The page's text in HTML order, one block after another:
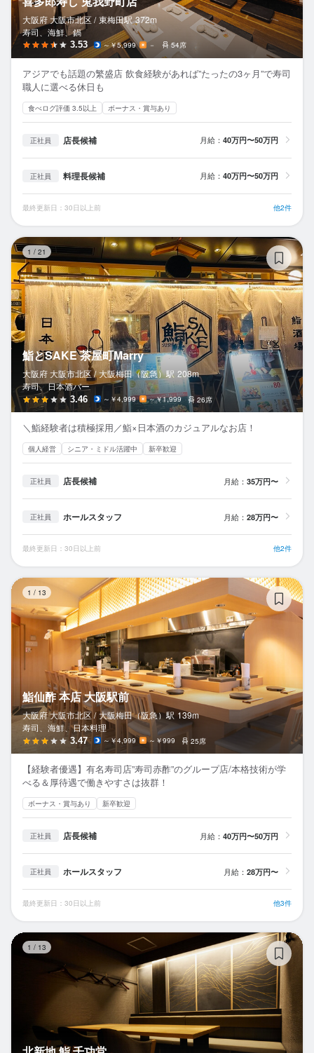
大阪府 大阪市北区 / 東梅田駅 372m
寿司、海鮮、鍋
3.53 ～￥5,999 － 54席
アジアでも話題の繁盛店 飲食経験があれば”たったの3ヶ月”で寿司
職人に選べる休日も
食べログ評価 3.5以上 ボーナス・賞与あり
正社員 店長候補 月給： 40万円〜50万円
正社員 料理長候補 月給： 40万円〜50万円
最終更新日：30日以上前 他2件
1 / 21
鮨とSAKE 茶屋町Marry
大阪府 大阪市北区 / 大阪梅田（阪急）駅 208m
寿司、日本酒バー
3.46 ～￥4,999 ～￥1,999 26席
＼鮨経験者は積極採用／鮨×日本酒のカジュアルなお店！
個人経営 シニア・ミドル活躍中 新卒歓迎
正社員 店長候補 月給： 35万円〜
正社員 ホールスタッフ 月給： 28万円〜
最終更新日：30日以上前 他2件
1 / 13
鮨仙酢 本店 大阪駅前
大阪府 大阪市北区 / 大阪梅田（阪急）駅 139m
寿司、海鮮、日本料理
3.47 ～￥4,999 ～￥999 25席
【経験者優遇】有名寿司店”寿司赤酢”のグループ店/本格技術が学
べる＆厚待遇で働きやすさは抜群！
ボーナス・賞与あり 新卒歓迎
正社員 店長候補 月給： 40万円〜50万円
正社員 ホールスタッフ 月給： 28万円〜
最終更新日：30日以上前 他3件
1 / 13